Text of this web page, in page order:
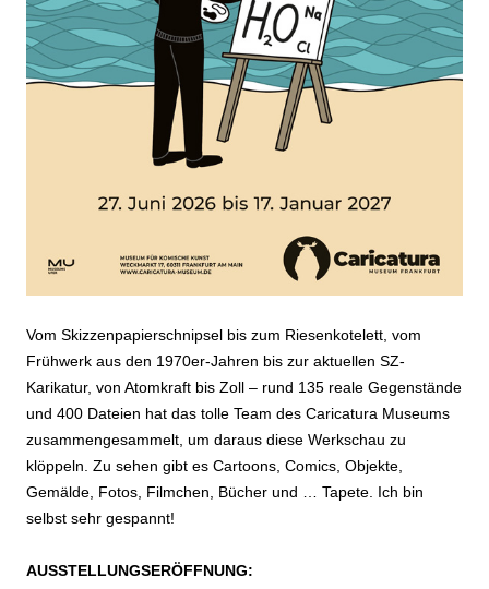
Vom Skizzenpapierschnipsel bis zum Riesenkotelett, vom
Frühwerk aus den 1970er-Jahren bis zur aktuellen SZ-
Karikatur, von Atomkraft bis Zoll – rund 135 reale Gegenstände
und 400 Dateien hat das tolle Team des Caricatura Museums
zusammengesammelt, um daraus diese Werkschau zu
klöppeln. Zu sehen gibt es Cartoons, Comics, Objekte,
Gemälde, Fotos, Filmchen, Bücher und … Tapete. Ich bin
selbst sehr gespannt!
AUSSTELLUNGSERÖFFNUNG: